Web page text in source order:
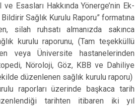
Esasları Hakkında Yönerge’nin Ek-
Sağlık Kurulu Raporu” formatına
silah ruhsatı almanızda sakınca
kurulu raporunu, (Tam teşekküllü
veya Üniversite hastanelerinden
Nöroloji, Göz, KBB ve Dahiliye
düzenlenen sağlık kurulu raporu)
raporları üzerinde başkaca tarih
tarihten itibaren iki yıl